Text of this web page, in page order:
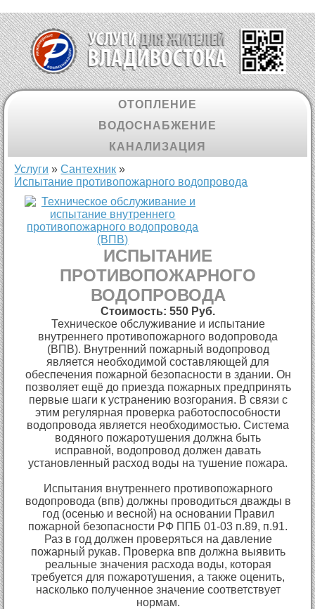
ОТОПЛЕНИЕ
ВОДОСНАБЖЕНИЕ
КАНАЛИЗАЦИЯ
Вы здесь
Услуги » Cантехник »
Испытание противопожарного водопровода
ИСПЫТАНИЕ
ПРОТИВОПОЖАРНОГО
ВОДОПРОВОДА
Стоимость:550 Руб.
Техническое обслуживание и испытание
внутреннего противопожарного водопровода
(ВПВ). Внутренний пожарный водопровод
является необходимой составляющей для
обеспечения пожарной безопасности в здании. Он
позволяет ещё до приезда пожарных предпринять
первые шаги к устранению возгорания. В связи с
этим регулярная проверка работоспособности
водопровода является необходимостью. Система
водяного пожаротушения должна быть
исправной, водопровод должен давать
установленный расход воды на тушение пожара.
Испытания внутреннего противопожарного
водопровода (впв) должны проводиться дважды в
год (осенью и весной) на основании Правил
пожарной безопасности РФ ППБ 01-03 п.89, п.91.
Раз в год должен проверяться на давление
пожарный рукав. Проверка впв должна выявить
реальные значения расхода воды, которая
требуется для пожаротушения, а также оценить,
насколько полученное значение соответствует
нормам.